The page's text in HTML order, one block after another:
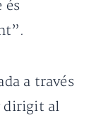
és
a través
dirigit al